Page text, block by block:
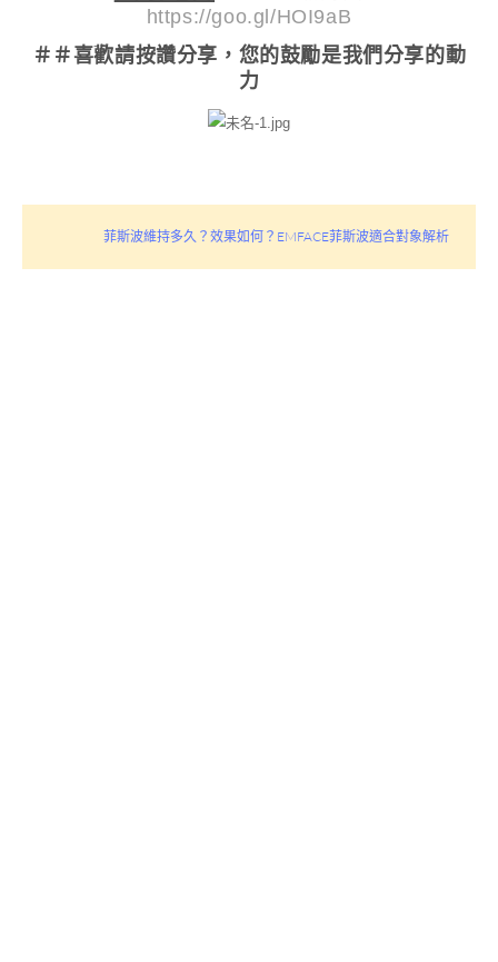
https://goo.gl/HOI9aB
＃＃喜歡請按讚分享 ，您的鼓勵是我們分享的動
力
菲斯波維持多久？效果如何？EMFACE菲斯波適合對象解析